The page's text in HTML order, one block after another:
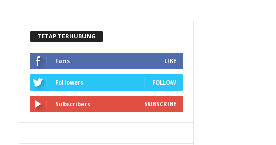
TETAP TERHUBUNG
Fans LIKE
Followers FOLLOW
Subscribers SUBSCRIBE